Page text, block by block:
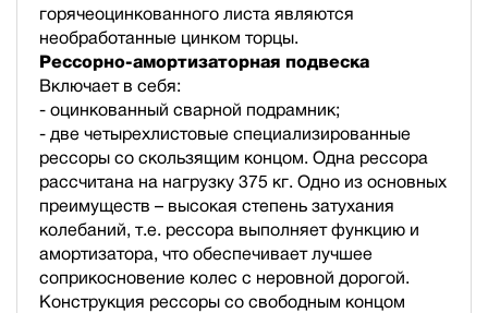
горячеоцинкованного листа являются
необработанные цинком торцы.
Рессорно-амортизаторная подвеска
Включает в себя:
- оцинкованный сварной подрамник;
- две четырехлистовые специализированные
рессоры со скользящим концом. Одна рессора
рассчитана на нагрузку 375 кг. Одно из основных
преимуществ – высокая степень затухания
колебаний, т.е. рессора выполняет функцию и
амортизатора, что обеспечивает лучшее
соприкосновение колес с неровной дорогой.
Конструкция рессоры со свободным концом